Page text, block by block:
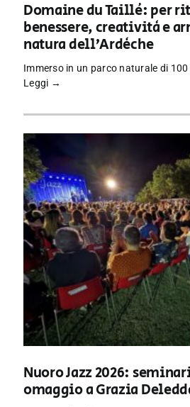
Domaine du Taillé: per
benessere, creatività e
natura dell’Ardèche
Immerso in un parco naturale di
Leggi →
Nuoro Jazz 2026:
omaggio a Grazia